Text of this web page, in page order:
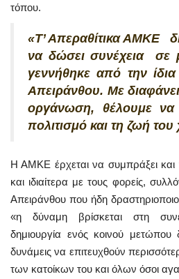
τόπου.
«Τ’ Απεραθίτικα ΑΜΚΕ
να δώσει συνέχεια σε
γεννήθηκε από την
Απειράνθου. Με
οργάνωση, θέλουμε να
πολιτισμό και τη ζωή
Η ΑΜΚΕ έρχεται να συμπράξει και
και ιδιαίτερα με τους φορείς,
Απειράνθου που ήδη
«η δύναμη βρίσκεται στη
δημιουργία ενός κοινού
δυνάμεις να επιτευχθούν
των κατοίκων του και όλων όσοι